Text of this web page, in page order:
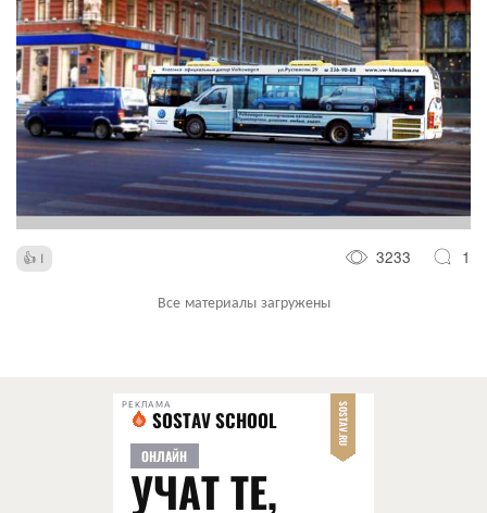
1 3233 1
Все материалы загружены
РЕКЛАМА